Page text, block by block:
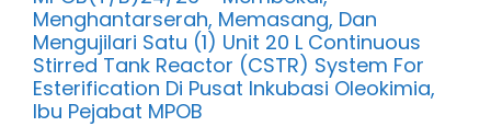
Menghantarserah, Memasang, Dan
Mengujilari Satu (1) Unit 20 L Continuous
Stirred Tank Reactor (CSTR) System For
Esterification Di Pusat Inkubasi Oleokimia,
Ibu Pejabat MPOB